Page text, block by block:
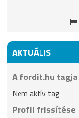
AKTUÁLIS
A fordit.hu tagja
Nem aktív tag
Profil frissítése